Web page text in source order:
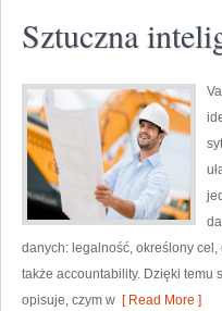
Sztuczna
danych: legalność, określony
także accountability. Dzięki temu
opisuje, czym w [ Read More ]